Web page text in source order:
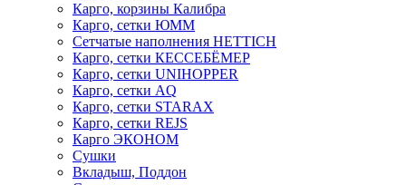
Карго, корзины Калибра
Карго, сетки ЮММ
Сетчатые наполнения HETTICH
Карго, сетки КЕССЕБЁМЕР
Карго, сетки UNIHOPPER
Карго, сетки AQ
Карго, сетки STARAX
Карго, сетки REJS
Карго ЭКОНОМ
Сушки
Вкладыш, Поддон